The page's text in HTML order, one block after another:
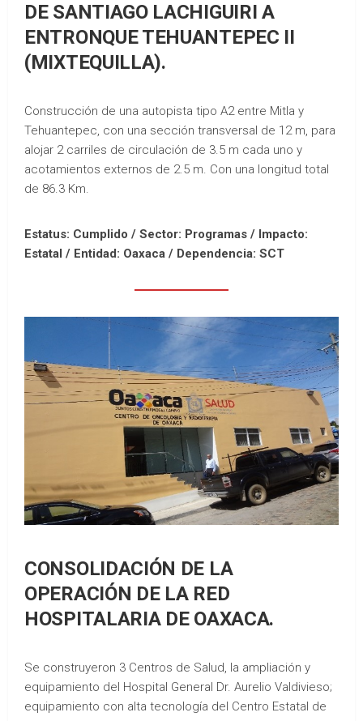
DE SANTIAGO LACHIGUIRI A
ENTRONQUE TEHUANTEPEC II
(MIXTEQUILLA).
Construcción de una autopista tipo A2 entre Mitla y
Tehuantepec, con una sección transversal de 12 m, para
alojar 2 carriles de circulación de 3.5 m cada uno y
acotamientos externos de 2.5 m. Con una longitud total
de 86.3 Km.
Estatus: Cumplido / Sector: Programas / Impacto:
Estatal / Entidad: Oaxaca / Dependencia: SCT
CONSOLIDACIÓN DE LA
OPERACIÓN DE LA RED
HOSPITALARIA DE OAXACA.
Se construyeron 3 Centros de Salud, la ampliación y
equipamiento del Hospital General Dr. Aurelio Valdivieso;
equipamiento con alta tecnología del Centro Estatal de